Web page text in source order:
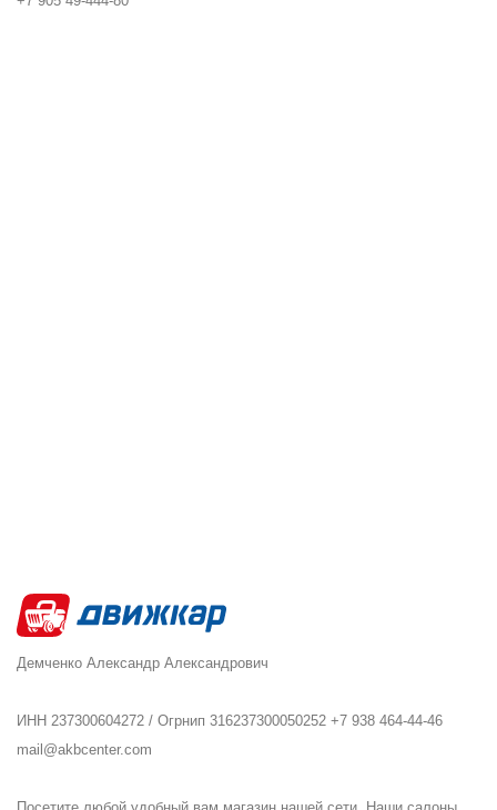
Демченко Александр Александрович
ИНН 237300604272 / Огрнип 316237300050252 +7 938 464-44-46
mail@akbcenter.com